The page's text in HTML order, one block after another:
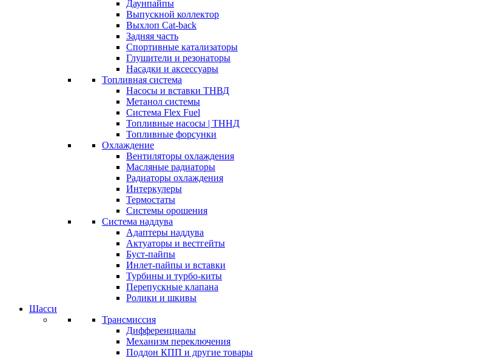
Даунпайпы
Выпускной коллектор
Выхлоп Cat-back
Задняя часть
Спортивные катализаторы
Глушители и резонаторы
Насадки и аксессуары
Топливная система
Насосы и вставки ТНВД
Метанол системы
Система Flex Fuel
Топливные насосы | ТННД
Топливные форсунки
Охлаждение
Вентиляторы охлаждения
Масляные радиаторы
Радиаторы охлаждения
Интеркулеры
Термостаты
Системы орошения
Система наддува
Адаптеры наддува
Актуаторы и вестгейты
Буст-пайпы
Инлет-пайпы и вставки
Турбины и турбо-киты
Перепускные клапана
Ролики и шкивы
Шасси
Трансмиссия
Дифференциалы
Механизм переключения
Поддон КПП и другие товары